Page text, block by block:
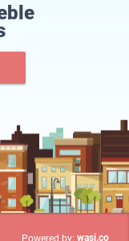
Powered by: wasi.co